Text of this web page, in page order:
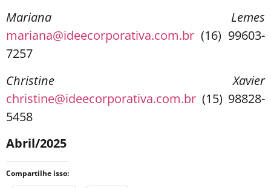
Mariana Lemes
mariana@ideecorporativa.com.br (16) 99603-
7257
Christine Xavier
christine@ideecorporativa.com.br (15) 98828-
5458
Abril/2025
Compartilhe isso: